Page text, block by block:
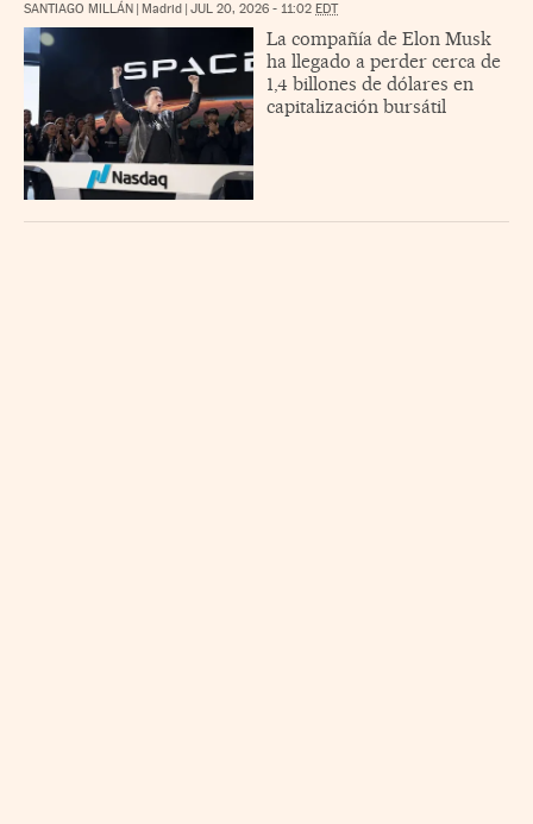
SANTIAGO MILLÁN Madrid JUL 20, 2026 - 11:02 EDT
La compañía de Elon Musk
ha llegado a perder cerca de
1,4 billones de dólares en
capitalización bursátil